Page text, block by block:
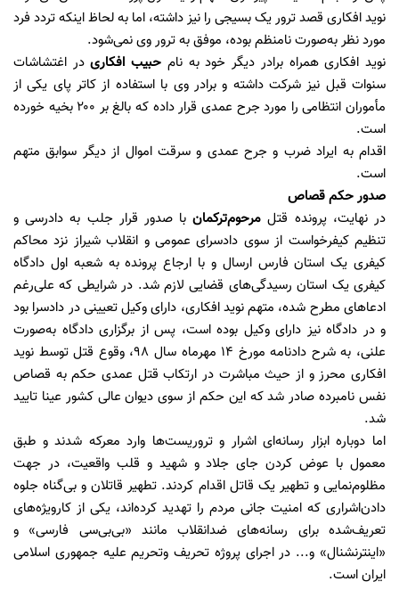
نوید افکاری قصد ‌ترور یک بسیجی را نیز داشته، اما به لحاظ اینکه ‌تردد فرد
مورد نظر به‌صورت نامنظم بوده، موفق به ‌ترور وی نمی‌شود.
نوید افکاری همراه برادر دیگر خود به نام حبیب افکاریدر اغتشاشات
سنوات قبل نیز شرکت داشته و برادر وی با استفاده از کاتر پای یکی از
مأموران انتظامی ‌را مورد جرح عمدی قرار داده که بالغ بر ۲۰۰ بخیه خورده
است.
اقدام به ایراد ضرب و جرح عمدی و سرقت اموال از دیگر سوابق متهم
است.
صدور حکم قصاص
در نهایت، پرونده قتل مرحوم‌ترکمانبا صدور قرار جلب به دادرسی و
تنظیم کیفرخواست از سوی دادسرای عمومی و انقلاب شیراز نزد محاکم
کیفری یک استان فارس ارسال و با ارجاع پرونده به شعبه اول دادگاه
کیفری یک استان رسیدگی‌های قضایی لازم شد. در شرایطی که علی‌رغم
ادعا‌های مطرح شده، متهم نوید افکاری، دارای وکیل تعیینی در دادسرا بود
و در دادگاه نیز دارای وکیل بوده است، پس از برگزاری دادگاه به‌صورت
علنی، به شرح دادنامه مورخ ۱۴ مهرماه سال ۹۸، وقوع قتل توسط نوید
افکاری محرز و از حیث مباشرت در ارتکاب قتل عمدی حکم به قصاص
نفس نامبرده صادر شد که این حکم از سوی دیوان عالی کشور عینا تایید
شد.
اما دوباره ابزار رسانه‌ای ‌اشرار و ‌تروریست‌ها وارد معرکه شدند و طبق
معمول با عوض کردن جای جلاد و شهید و قلب واقعیت، در جهت
مظلوم‌نمایی و تطهیر یک قاتل اقدام کردند. تطهیر قاتلان و بی‌گناه جلوه
دادن‌اشراری که امنیت جانی مردم را تهدید کرده‌اند، یکی از کارویژه‌های
تعریف‌شده برای رسانه‌های ضدانقلاب مانند «بی‌بی‌سی‌ فارسی» و
«اینترنشنال» و... در اجرای پروژه تحریف وتحریم علیه جمهوری اسلامی
ایران است.